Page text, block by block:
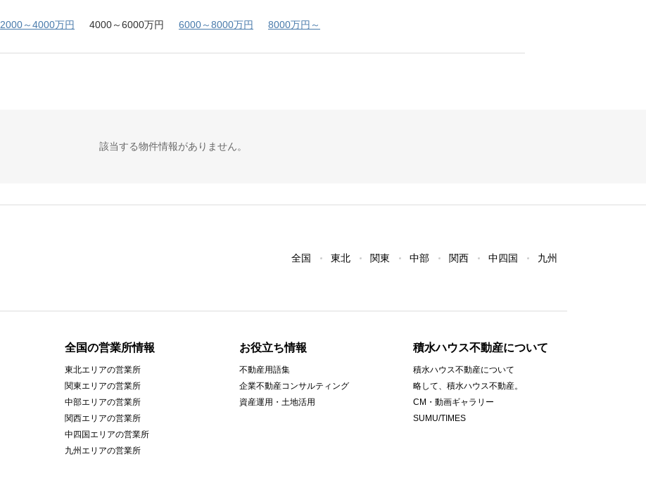
2000～4000万円 4000～6000万円 6000～8000万円 8000万円～
該当する物件情報がありません。
全国 東北 関東 中部 関西 中四国 九州
全国の営業所情報
東北エリアの営業所
関東エリアの営業所
中部エリアの営業所
関西エリアの営業所
中四国エリアの営業所
九州エリアの営業所
お役立ち情報
不動産用語集
企業不動産コンサルティング
資産運用・土地活用
積水ハウス不動産について
積水ハウス不動産について
略して、積水ハウス不動産。
CM・動画ギャラリー
SUMU/TIMES